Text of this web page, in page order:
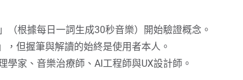
根據每日一詞生成30秒音樂）開始驗證概念。
但握筆與解讀的始終是使用者本人。
家、音樂治療師、AI工程師與UX設計師。